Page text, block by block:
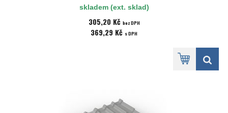
skladem (ext. sklad)
305,20 Kč bez DPH
369,29 Kč s DPH